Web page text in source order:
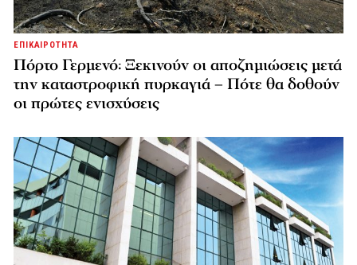
ΕΠΙΚΑΙΡΟΤΗΤΑ
Πόρτο Γερμενό: Ξεκινούν οι αποζημιώσεις μετά
την καταστροφική πυρκαγιά – Πότε θα δοθούν
οι πρώτες ενισχύσεις